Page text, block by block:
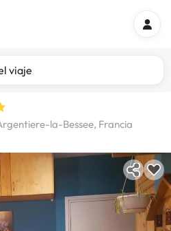
viaje
la-Bessee, Francia